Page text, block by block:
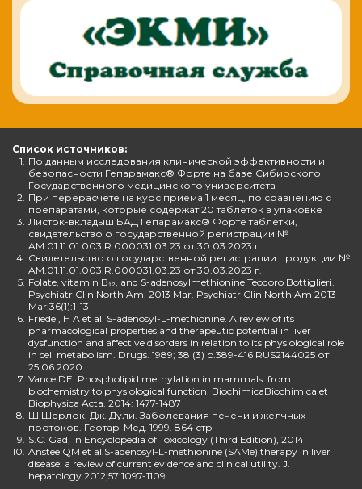
Список источников:
1. По данным исследования клинической эффективности и
безопасности Гепарамакс® Форте на базе Сибирского
Государственного медицинского университета
2. При перерасчете на курс приема 1 месяц, по сравнению с
препаратами, которые содержат 20 таблеток в упаковке
3. Листок-вкладыш БАД Гепарамакс® Форте таблетки,
свидетельство о государственной регистрации №
AM.01.11.01.003.R.000031.03.23 от 30.03.2023 г.
4. Свидетельство о государственной регистрации продукции №
AM.01.11.01.003.R.000031.03.23 от 30.03.2023 г.
5. Folate, vitamin B₁₂, and S-adenosylmethionine Teodoro Bottiglieri.
Psychiatr Clin North Am. 2013 Mar. Psychiatr Clin North Am 2013
Mar;36(1):1-13
6. Friedel, H A et al. S-adenosyl-L-methionine. A review of its
pharmacological properties and therapeutic potential in liver
dysfunction and affective disorders in relation to its physiological role
in cell metabolism. Drugs. 1989; 38 (3) p.389-416 RUS2144025 от
25.06.2020
7. Vance DE. Phospholipid methylation in mammals: from
biochemistry to physiological function. BiochimicaBiochimica et
Biophysica Acta. 2014: 1477-1487
8. Ш.Шерлок, Дж. Дули. Заболевания печени и желчных
протоков. Геотар-Мед. 1999. 864 стр
9. S.C. Gad, in Encyclopedia of Toxicology (Third Edition), 2014
10. Anstee QM et al.S-adenosyl-L-methionine (SAMe) therapy in liver
disease: a review of current evidence and clinical utility. J.
hepatology.2012;57:1097-1109